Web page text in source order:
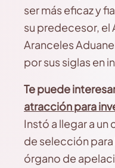
ser más eficaz y
su predecesor, el
Aranceles
por sus siglas en
Te puede
atracción para
Instó a llegar a
de selección para
órgano de